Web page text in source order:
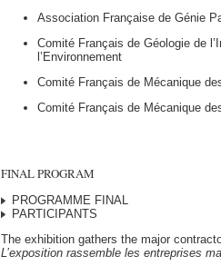
Association Française de Génie
Comité Français de Géologie de
l’Environnement
Comité Français de Mécanique
Comité Français de Mécanique
FINAL PROGRAM
PROGRAMME FINAL
PARTICIPANTS
The exhibition gathers the major
L’exposition rassemble les entreprises